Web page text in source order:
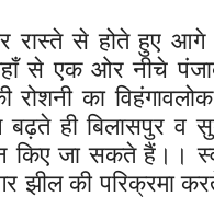
रास्ते से होते हुए
से एक ओर नीचे
रोशनी का
ही बिलासपुर व सुदूर
किए जा सकते हैं।।
झील की परिक्रमा